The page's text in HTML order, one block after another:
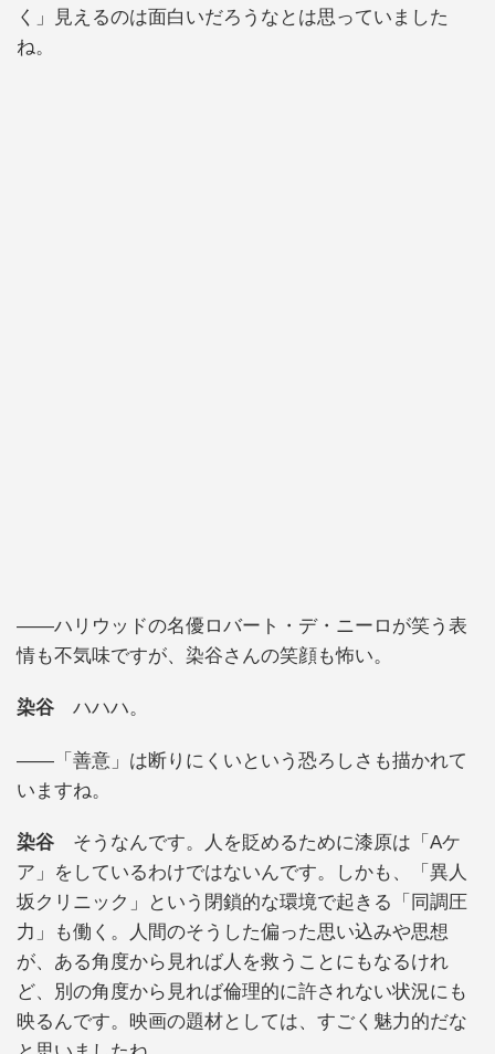
く」見えるのは面白いだろうなとは思っていました
ね。
――ハリウッドの名優ロバート・デ・ニーロが笑う表
情も不気味ですが、染谷さんの笑顔も怖い。
染谷 ハハハ。
――「善意」は断りにくいという恐ろしさも描かれて
いますね。
染谷 そうなんです。人を貶めるために漆原は「Aケ
ア」をしているわけではないんです。しかも、「異人
坂クリニック」という閉鎖的な環境で起きる「同調圧
力」も働く。人間のそうした偏った思い込みや思想
が、ある角度から見れば人を救うことにもなるけれ
ど、別の角度から見れば倫理的に許されない状況にも
映るんです。映画の題材としては、すごく魅力的だな